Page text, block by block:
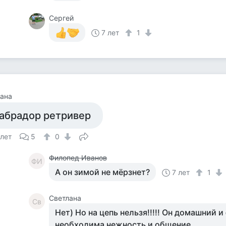
Сергей
7 лет
1
ретривер
5 0
ФИ Филопед Иванов
А он зимой не мёрзнет? 7 лет 1
Св Светлана
Нет) Но на цепь нельзя!!!!! Он домашний